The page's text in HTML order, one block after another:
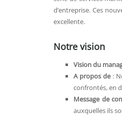
d’entreprise. Ces
excellente.
Notre vision
Vision du
A propos de:
confrontés, en
Message de
auxquelles ils